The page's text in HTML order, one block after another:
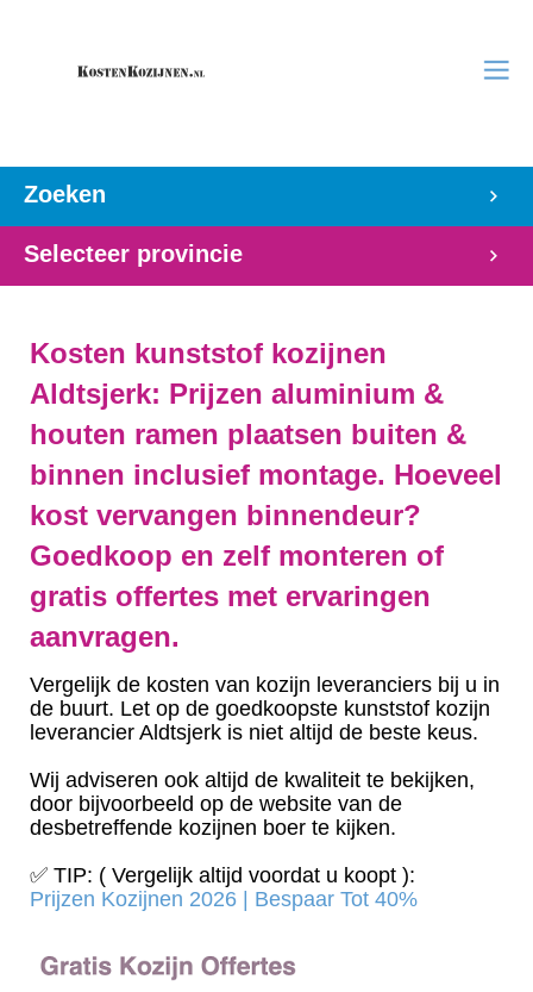
Zoeken
Selecteer provincie
Kosten kunststof kozijnen
Aldtsjerk: Prijzen aluminium &
houten ramen plaatsen buiten &
binnen inclusief montage. Hoeveel
kost vervangen binnendeur?
Goedkoop en zelf monteren of
gratis offertes met ervaringen
aanvragen.
Vergelijk de kosten van kozijn leveranciers bij u in
de buurt. Let op de goedkoopste kunststof kozijn
leverancier Aldtsjerk is niet altijd de beste keus.
Wij adviseren ook altijd de kwaliteit te bekijken,
door bijvoorbeeld op de website van de
desbetreffende kozijnen boer te kijken.
✅ TIP: ( Vergelijk altijd voordat u koopt ):
Prijzen Kozijnen 2026 | Bespaar Tot 40%‎